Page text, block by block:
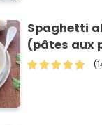
Spaghetti
(pâtes aux